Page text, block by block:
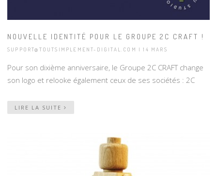
NOUVELLE IDENTITÉ POUR LE GROUPE 2C CRAFT !
SUPPORT@TOUTSIMPLEMENT-DIGITAL.COM | 14 MARS
Pour son dixième anniversaire, le Groupe 2C CRAFT change
son logo et relooke également ceux de ses sociétés : 2C
LIRE LA SUITE